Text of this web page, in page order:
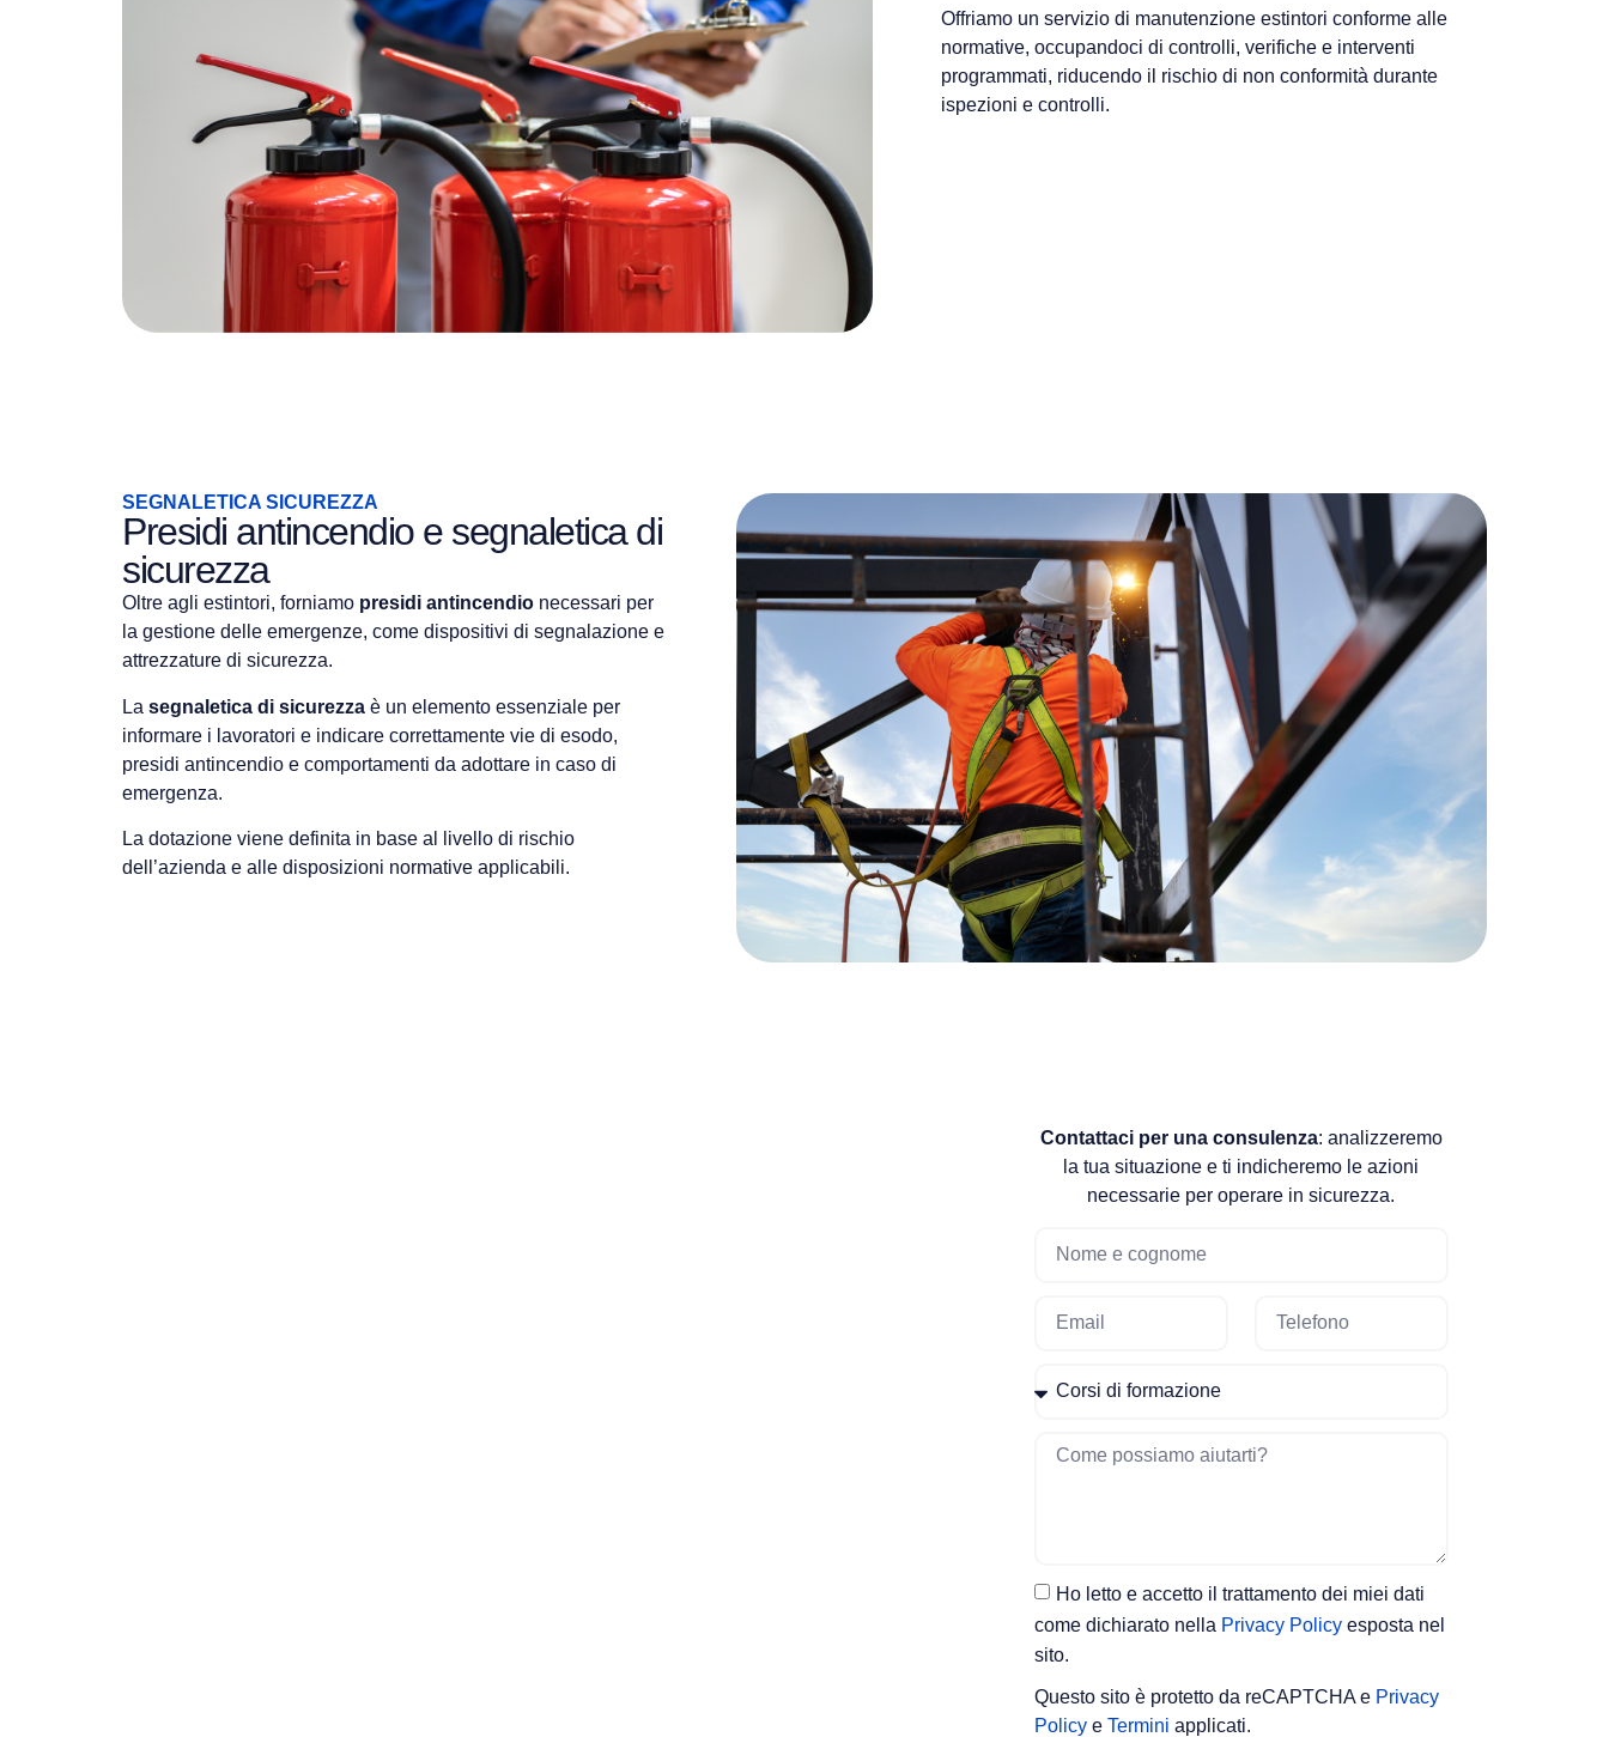
Offriamo un servizio di manutenzione estintori conforme alle
normative, occupandoci di controlli, verifiche e interventi
programmati, riducendo il rischio di non conformità durante
ispezioni e controlli.
SEGNALETICA SICUREZZA
Presidi antincendio e segnaletica di
sicurezza
Oltre agli estintori, forniamo presidi antincendio necessari per
la gestione delle emergenze, come dispositivi di segnalazione e
attrezzature di sicurezza.
La segnaletica di sicurezza è un elemento essenziale per
informare i lavoratori e indicare correttamente vie di esodo,
presidi antincendio e comportamenti da adottare in caso di
emergenza.
La dotazione viene definita in base al livello di rischio
dell’azienda e alle disposizioni normative applicabili.
Contattaci per una consulenza: analizzeremo
la tua situazione e ti indicheremo le azioni
necessarie per operare in sicurezza.
Ho letto e accetto il trattamento dei miei dati
come dichiarato nella Privacy Policyesposta nel
sito.
Questo sito è protetto da reCAPTCHA e Privacy
Policye Termini applicati.